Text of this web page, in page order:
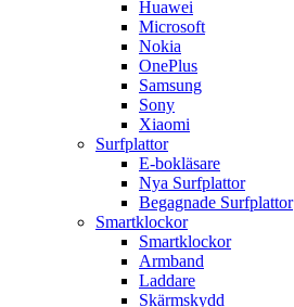
Huawei
Microsoft
Nokia
OnePlus
Samsung
Sony
Xiaomi
Surfplattor
E-bokläsare
Nya Surfplattor
Begagnade Surfplattor
Smartklockor
Smartklockor
Armband
Laddare
Skärmskydd